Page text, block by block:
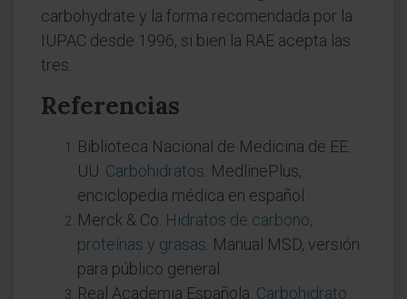
carbohydrate y la forma recomendada por la
IUPAC desde 1996, si bien la RAE acepta las
tres.
Referencias
Biblioteca Nacional de Medicina de EE.
UU. Carbohidratos . MedlinePlus,
enciclopedia médica en español.
Merck & Co. Hidratos de carbono,
proteínas y grasas . Manual MSD, versión
para público general.
Real Academia Española. Carbohidrato